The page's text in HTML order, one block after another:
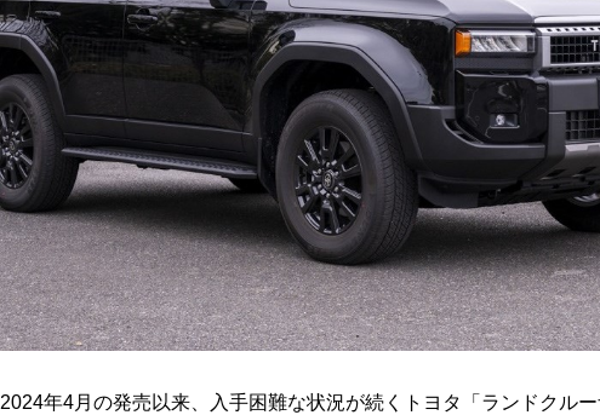
2024年4月の発売以来、入手困難な状況が続くトヨタ「ランドクルー